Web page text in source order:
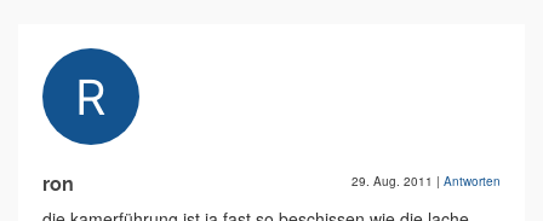
ron 29. Aug. 2011 | Antworten